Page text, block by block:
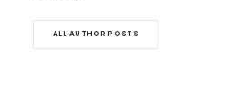
ALL AUTHOR POSTS